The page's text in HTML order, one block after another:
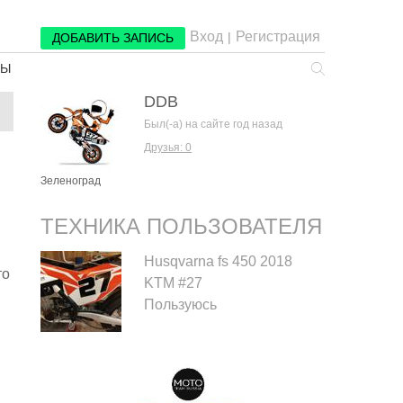
ДОБАВИТЬ ЗАПИСЬ Вход | Регистрация
Зеленоград
DDB
Был(-а) на сайте год назад
Друзья: 0
ТЕХНИКА ПОЛЬЗОВАТЕЛЯ
Husqvarna fs 450 2018
KTM #27
Пользуюсь